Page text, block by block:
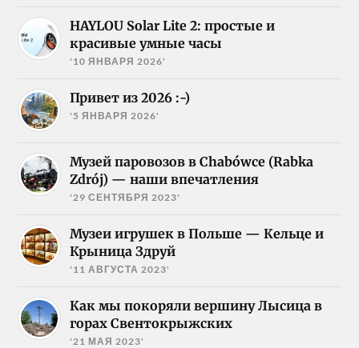
HAYLOU Solar Lite 2: простые и
красивые умные часы
'10 ЯНВАРЯ 2026'
Привет из 2026 :-)
'5 ЯНВАРЯ 2026'
Музей паровозов в Chabówce (Rabka
Zdrój) — наши впечатления
'29 СЕНТЯБРЯ 2023'
Музеи игрушек в Польше — Кельце и
Крыница Здруй
'11 АВГУСТА 2023'
Как мы покоряли вершину Лысица в
горах Свентокрыжских
'21 МАЯ 2023'